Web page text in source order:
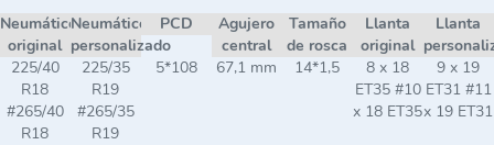
Neumático
original
Neumático
personalizado
PCD
Agujero
central
Tamaño
de rosca
Llanta
original
Llanta
225/40
R18
#265/40
R18
225/35
R19
#265/35
R19
5*108 67,1 mm 14*1,5
8 x 18
ET35 #10
x 18 ET35
9 x 19
ET31 #11
x 19 ET31